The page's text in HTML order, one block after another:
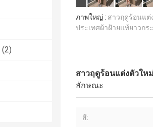
(2)
ภาพใหญ่ : สาวฤดูร้อนแต่
ประเทศผ้าฝ้ายแท้ยาวกร
สาวฤดูร้อนแต่งตัวให
ลักษณะ
สี: